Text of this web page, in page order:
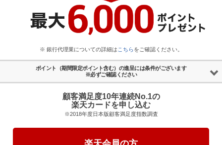
※ 銀行代理業についての詳細は こちらをご確認ください。
ポイント（期間限定ポイント含む）の進呈には条件がございます
※必ずご確認ください
顧客満足度10年連続No.1の
楽天カードを申し込む
※2018年度日本版顧客満足度指数調査